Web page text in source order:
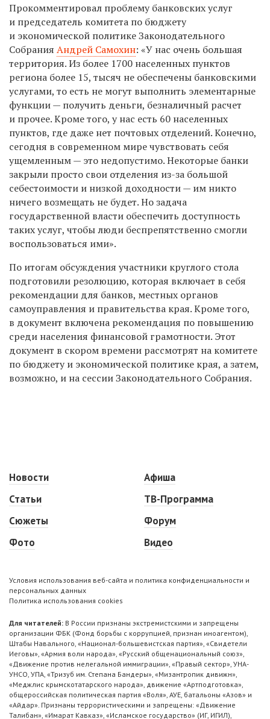
Прокомментировал проблему банковских услуг
и председатель комитета по бюджету
и экономической политике Законодательного
Собрания Андрей Самохин: «У нас очень большая
территория. Из более 1700 населенных пунктов
региона более 15, тысяч не обеспечены банковскими
услугами, то есть не могут выполнить элементарные
функции — получить деньги, безналичный расчет
и прочее. Кроме того, у нас есть 60 населенных
пунктов, где даже нет почтовых отделений. Конечно,
сегодня в современном мире чувствовать себя
ущемленным — это недопустимо. Некоторые банки
закрыли просто свои отделения из-за большой
себестоимости и низкой доходности — им никто
ничего возмещать не будет. Но задача
государственной власти обеспечить доступность
таких услуг, чтобы люди беспрепятственно смогли
воспользоваться ими».
По итогам обсуждения участники круглого стола
подготовили резолюцию, которая включает в себя
рекомендации для банков, местных органов
самоуправления и правительства края. Кроме того,
в документ включена рекомендация по повышению
среди населения финансовой грамотности. Этот
документ в скором времени рассмотрят на комитете
по бюджету и экономической политике края, а затем,
возможно, и на сессии Законодательного Собрания.
Новости
Статьи
Сюжеты
Фото
Афиша
ТВ-Программа
Форум
Видео
Условия использования веб-сайта и политика конфиденциальности и
персональных данных
Политика использования cookies
Для читателей: В России признаны экстремистскими и запрещены
организации ФБК (Фонд борьбы с коррупцией, признан иноагентом),
Штабы Навального, «Национал-большевистская партия», «Свидетели
Иеговы», «Армия воли народа», «Русский общенациональный союз»,
«Движение против нелегальной иммиграции», «Правый сектор», УНА-
УНСО, УПА, «Тризуб им. Степана Бандеры», «Мизантропик дивижн»,
«Меджлис крымскотатарского народа», движение «Артподготовка»,
общероссийская политическая партия «Воля», АУЕ, батальоны «Азов» и
«Айдар». Признаны террористическими и запрещены: «Движение
Талибан», «Имарат Кавказ», «Исламское государство» (ИГ, ИГИЛ),